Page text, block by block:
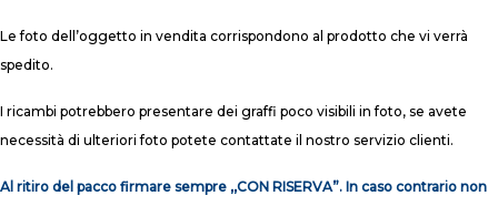
Le foto dell’oggetto in vendita corrispondono al prodotto che vi verrà
spedito.
I ricambi potrebbero presentare dei graffi poco visibili in foto, se avete
necessità di ulteriori foto potete contattate il nostro servizio clienti.
Al ritiro del pacco firmare sempre ,,CON RISERVA”. In caso contrario non